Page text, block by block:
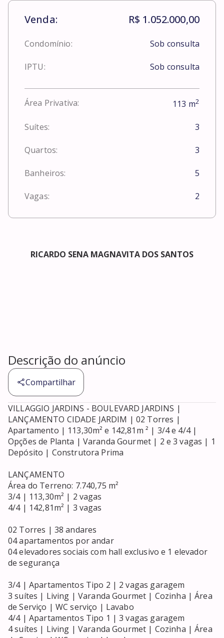
Venda: R$ 1.052.000,00
Condomínio: Sob consulta
IPTU: Sob consulta
Área Privativa: 113 m2
Suítes: 3
Quartos: 3
Banheiros: 5
Vagas: 2
RICARDO SENA MAGNAVITA DOS SANTOS
Descrição do anúncio
Compartilhar
VILLAGGIO JARDINS - BOULEVARD JARDINS |
LANÇAMENTO CIDADE JARDIM | 02 Torres |
Apartamento | 113,30m² e 142,81m ² | 3/4 e 4/4 |
Opções de Planta | Varanda Gourmet | 2 e 3 vagas | 1
Depósito | Construtora Prima
LANÇAMENTO
Área do Terreno: 7.740,75 m²
3/4 | 113,30m² | 2 vagas
4/4 | 142,81m² | 3 vagas
02 Torres | 38 andares
04 apartamentos por andar
04 elevadores sociais com hall exclusivo e 1 elevador
de segurança
3/4 | Apartamentos Tipo 2 | 2 vagas garagem
3 suítes | Living | Varanda Gourmet | Cozinha | Área
de Serviço | WC serviço | Lavabo
4/4 | Apartamentos Tipo 1 | 3 vagas garagem
4 suítes | Living | Varanda Gourmet | Cozinha | Área